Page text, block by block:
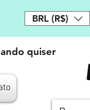
BRL (R$)
quiser